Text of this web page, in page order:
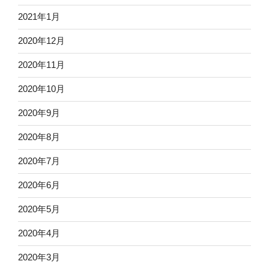
2021年1月
2020年12月
2020年11月
2020年10月
2020年9月
2020年8月
2020年7月
2020年6月
2020年5月
2020年4月
2020年3月